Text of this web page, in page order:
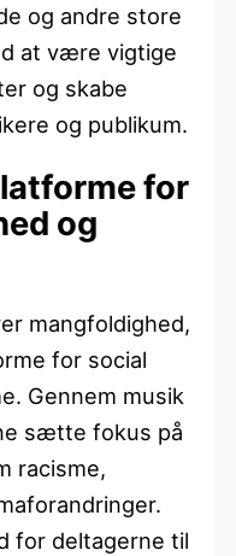
og andre store
at være vigtige
og skabe
og publikum.
for
og
mangfoldighed,
for social
Gennem musik
sætte fokus på
racisme,
for deltagerne til